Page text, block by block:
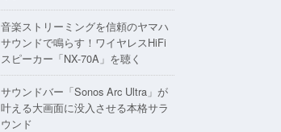
音楽ストリーミングを信頼のヤマハ
サウンドで鳴らす！ワイヤレスHiFi
スピーカー「NX-70A」を聴く
サウンドバー「Sonos Arc Ultra」が
叶える大画面に没入させる本格サラ
ウンド